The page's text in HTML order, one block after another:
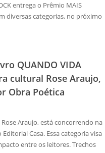
entrega o Prêmio MAIS
diversas categorias, no próximo
QUANDO VIDA
cultural Rose Araujo,
Obra Poética
Araujo, está concorrendo na
Casa. Essa categoria visa
entre os leitores. Trechos